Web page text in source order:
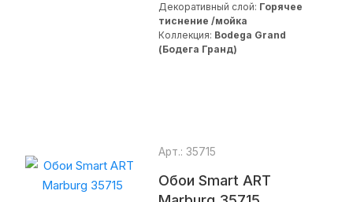
Декоративный слой: Горячее
тиснение /мойка
Коллекция: Bodega Grand
(Бодега Гранд)
Обои Smart ART
Арт.: 35715